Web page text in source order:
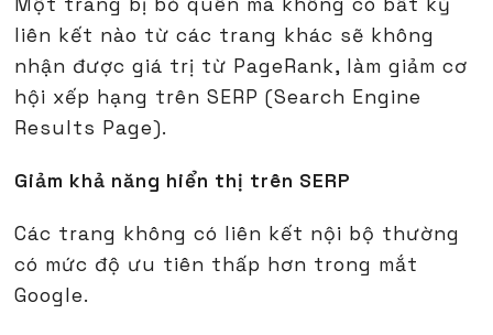
liên kết nào từ các trang khác sẽ không
nhận được giá trị từ PageRank, làm giảm cơ
hội xếp hạng trên SERP (Search Engine
Results Page).
Giảm khả năng hiển thị trên SERP
Các trang không có liên kết nội bộ thường
có mức độ ưu tiên thấp hơn trong mắt
Google.